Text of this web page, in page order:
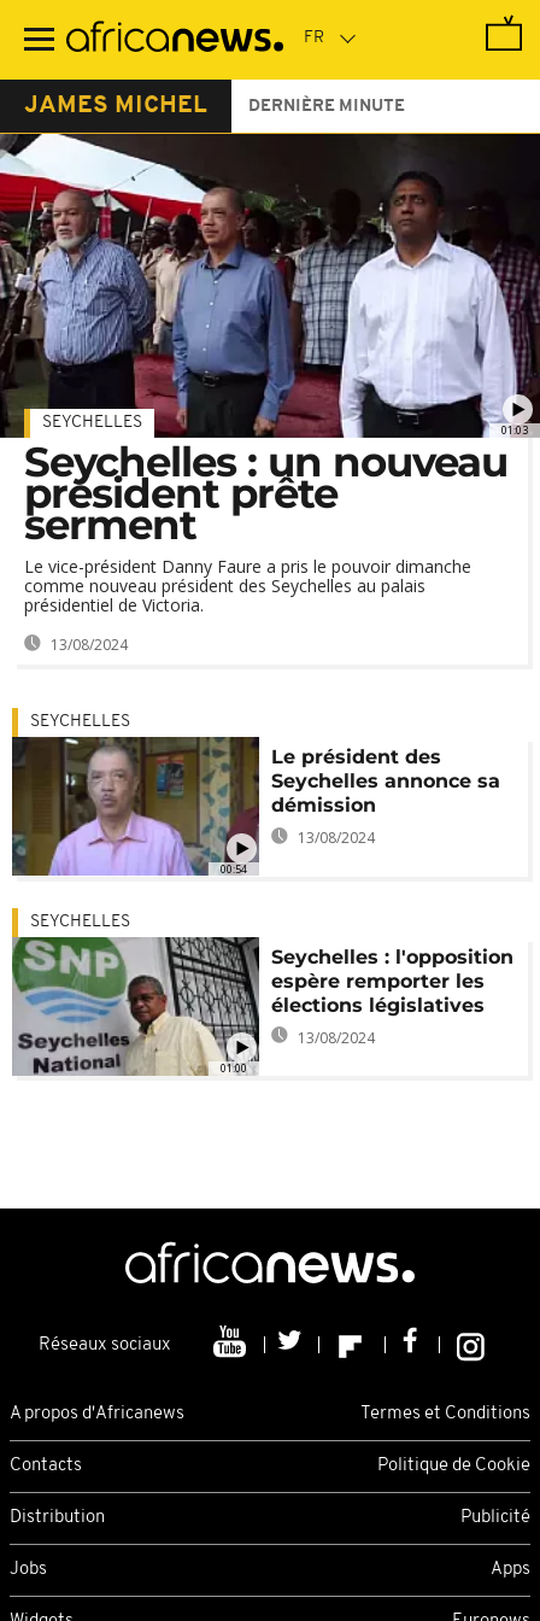
contenu
JAMES MICHEL DERNIÈRE MINUTE
01:03
SEYCHELLES
Seychelles : un nouveau
président prête
serment
Le vice-président Danny Faure a pris le pouvoir dimanche
comme nouveau président des Seychelles au palais
présidentiel de Victoria.
13/08/2024
00:54
SEYCHELLES
Le président des
Seychelles annonce sa
démission
13/08/2024
01:00
SEYCHELLES
Seychelles : l'opposition
espère remporter les
élections législatives
13/08/2024
Réseaux sociaux
A propos d'Africanews Termes et Conditions
Contacts Politique de Cookie
Distribution Publicité
Jobs Apps